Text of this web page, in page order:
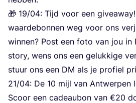
🎁 19/04: Tijd voor een
waar­de­bon­nen weg voor ons
win­nen? Post een foto van jou in
sto­ry, wens ons een geluk­ki­ge
stuur ons een DM als je pro­fiel
21/04: De 10 mijl van Ant­wer­pen
Scoor een cadeau­bon van €20